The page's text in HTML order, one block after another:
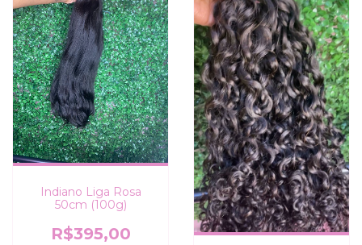
Indiano Liga Rosa
50cm (100g)
R$395,00